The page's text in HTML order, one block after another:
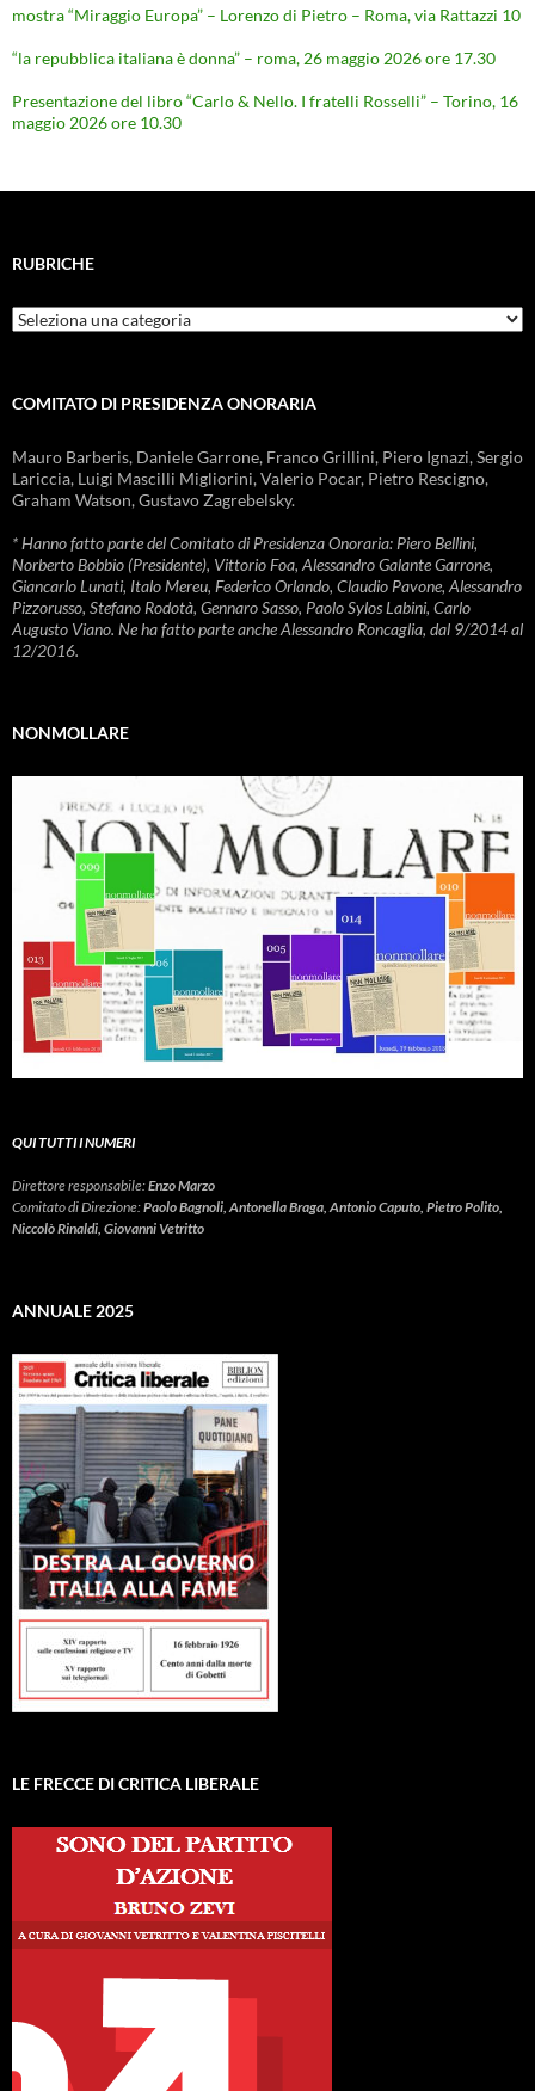
mostra “Miraggio Europa” – Lorenzo di Pietro – Roma, via Rattazzi 10
“la repubblica italiana è donna” – roma, 26 maggio 2026 ore 17.30
Presentazione del libro “Carlo & Nello. I fratelli Rosselli” – Torino, 16
maggio 2026 ore 10.30
RUBRICHE
Rubriche
COMITATO DI PRESIDENZA ONORARIA
Mauro Barberis, Daniele Garrone, Franco Grillini, Piero Ignazi, Sergio
Lariccia, Luigi Mascilli Migliorini, Valerio Pocar, Pietro Rescigno,
Graham Watson, Gustavo Zagrebelsky.
* Hanno fatto parte del Comitato di Presidenza Onoraria: Piero Bellini,
Norberto Bobbio (Presidente), Vittorio Foa, Alessandro Galante Garrone,
Giancarlo Lunati, Italo Mereu, Federico Orlando, Claudio Pavone, Alessandro
Pizzorusso, Stefano Rodotà, Gennaro Sasso, Paolo Sylos Labini, Carlo
Augusto Viano. Ne ha fatto parte anche Alessandro Roncaglia, dal 9/2014 al
12/2016.
NONMOLLARE
QUI TUTTI I NUMERI
Direttore responsabile:Enzo Marzo
Comitato di Direzione:Paolo Bagnoli, Antonella Braga, Antonio Caputo, Pietro Polito,
Niccolò Rinaldi, Giovanni Vetritto
ANNUALE 2025
LE FRECCE DI CRITICA LIBERALE